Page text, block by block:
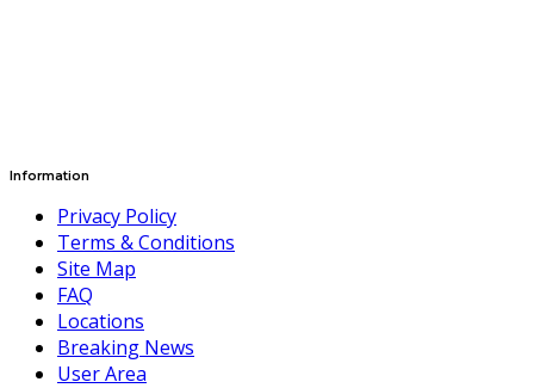
Information
Privacy Policy
Terms & Conditions
Site Map
FAQ
Locations
Breaking News
User Area